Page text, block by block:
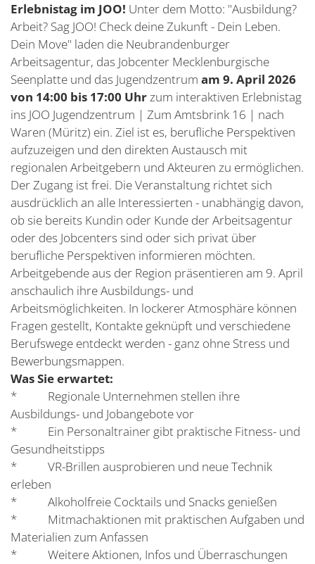
Erlebnistag im JOO! Unter dem Motto: "Ausbildung?
Arbeit? Sag JOO! Check deine Zukunft - Dein Leben.
Dein Move" laden die Neubrandenburger
Arbeitsagentur, das Jobcenter Mecklenburgische
Seenplatte und das Jugendzentrum am 9. April 2026
von 14:00 bis 17:00 Uhrzum interaktiven Erlebnistag
ins JOO Jugendzentrum | Zum Amtsbrink 16 | nach
Waren (Müritz) ein. Ziel ist es, berufliche Perspektiven
aufzuzeigen und den direkten Austausch mit
regionalen Arbeitgebern und Akteuren zu ermöglichen.
Der Zugang ist frei. Die Veranstaltung richtet sich
ausdrücklich an alle Interessierten - unabhängig davon,
ob sie bereits Kundin oder Kunde der Arbeitsagentur
oder des Jobcenters sind oder sich privat über
berufliche Perspektiven informieren möchten.
Arbeitgebende aus der Region präsentieren am 9. April
anschaulich ihre Ausbildungs- und
Arbeitsmöglichkeiten. In lockerer Atmosphäre können
Fragen gestellt, Kontakte geknüpft und verschiedene
Berufswege entdeckt werden - ganz ohne Stress und
Bewerbungsmappen.
Was Sie erwartet:
* Regionale Unternehmen stellen ihre
Ausbildungs- und Jobangebote vor
* Ein Personaltrainer gibt praktische Fitness- und
Gesundheitstipps
* VR-Brillen ausprobieren und neue Technik
erleben
* Alkoholfreie Cocktails und Snacks genießen
* Mitmachaktionen mit praktischen Aufgaben und
Materialien zum Anfassen
* Weitere Aktionen, Infos und Überraschungen